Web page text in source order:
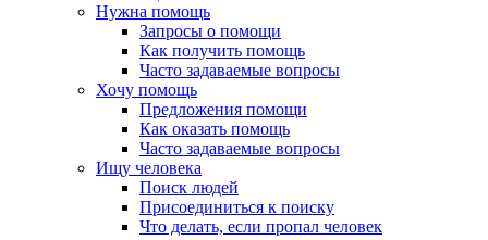
Нужна помощь
Запросы о помощи
Как получить помощь
Часто задаваемые вопросы
Хочу помощь
Предложения помощи
Как оказать помощь
Часто задаваемые вопросы
Ищу человека
Поиск людей
Присоединиться к поиску
Что делать, если пропал человек